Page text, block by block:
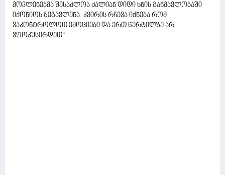
მოვლენებმა შესაძლოა ძალიან დიდი ხნის განმავლობაში
იქონიოს ზეგავლენა. კვირის რჩევა იქნება რომ
ვაკონტროლოთ ემოციები და ერთ წერტილზე არ
ვფოკუსირდეთ“